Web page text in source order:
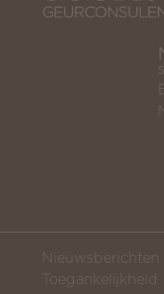
Nieuwsberichten
Toegankelijkheid